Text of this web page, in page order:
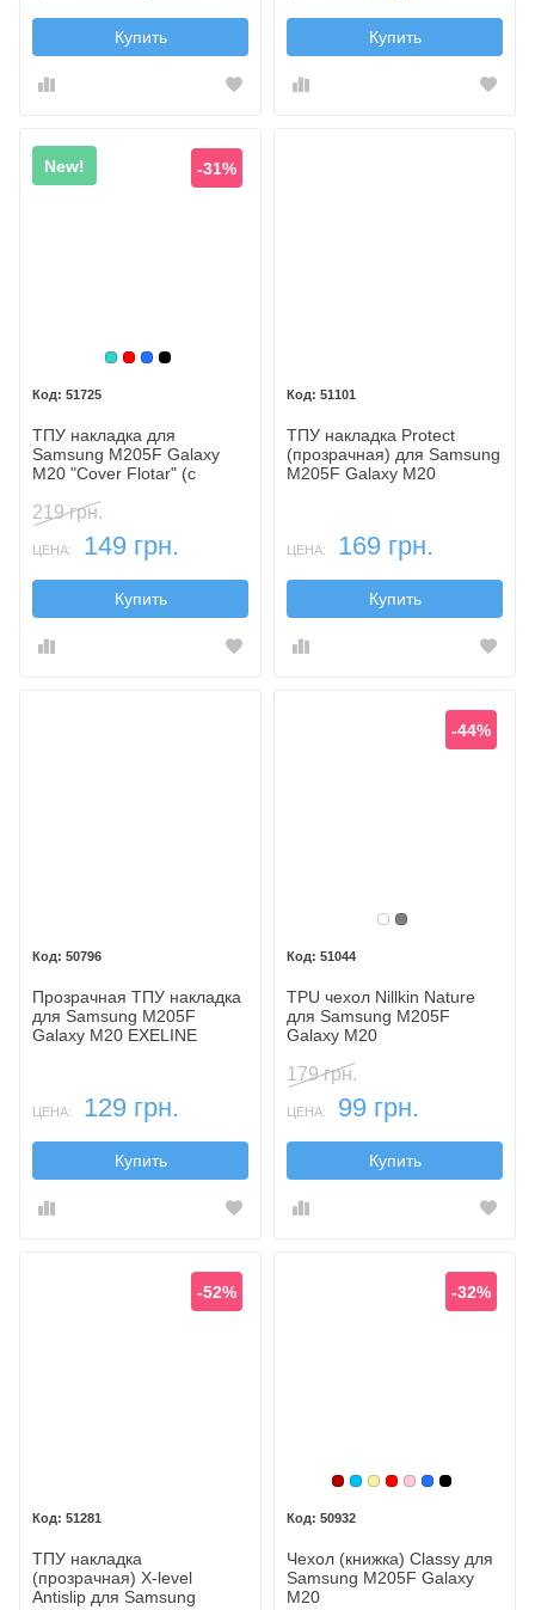
Купить Купить
New!
Бирюзовый
Красный
Синий
Черный
-31%
51725
ТПУ накладка для
Samsung M205F Galaxy
M20 "Cover Flotar" (с
кожи)
219 грн.
ЦЕНА: 149 грн.
Купить
51101
ТПУ накладка Protect
(прозрачная) для Samsung
M205F Galaxy M20
ЦЕНА: 169 грн.
Купить
50796
Прозрачная ТПУ накладка
для Samsung M205F
Galaxy M20 EXELINE
ЦЕНА: 129 грн.
Купить
Бесцветный
Серый
-44%
51044
TPU чехол Nillkin Nature
для Samsung M205F
Galaxy M20
179 грн.
ЦЕНА: 99 грн.
Купить
-52%
51281
ТПУ накладка
(прозрачная) X-level
Antislip для Samsung
Бордовый
Голубой
Золотой
Красный
Розовый
Синий
Черный
-32%
50932
Чехол (книжка) Classy для
Samsung M205F Galaxy
M20